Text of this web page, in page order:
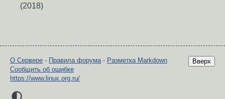
(2018)
Вверх
О Сервере - Правила форума- Разметка Markdown
Сообщить об ошибке
https://www.linux.org.ru/